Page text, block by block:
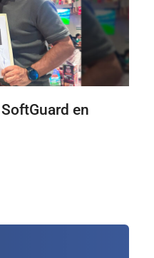
en